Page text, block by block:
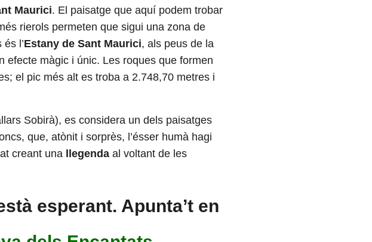
Maurici. El paisatge que aquí podem trobar
rierols permeten que sigui una zona de
l’Estany de Sant Maurici, als peus de la
efecte màgic i únic. Les roques que formen
el pic més alt es troba a 2.748,70 metres i
Sobirà), es considera un dels paisatges
que, atònit i sorprès, l’ésser humà hagi
creant una
llegendaal voltant de les
esperant. Apunta’t en